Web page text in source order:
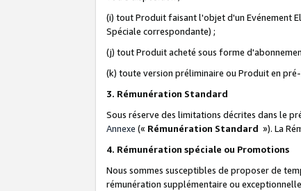
(i) tout Produit faisant l'objet d'un Evénement
Spéciale correspondante) ;
(j) tout Produit acheté sous forme
(k) toute version préliminaire ou Produit en
3. Rémunération Standard
Sous réserve des limitations décrites dans le
Annexe (« Rémunération Standard »). La
4. Rémunération spéciale ou Promotions
Nous sommes susceptibles de proposer de
rémunération supplémentaire ou